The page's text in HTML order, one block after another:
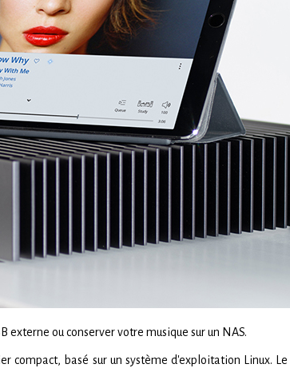
externe ou conserver votre musique sur un NAS.
compact, basé sur un système d'exploitation Linux.